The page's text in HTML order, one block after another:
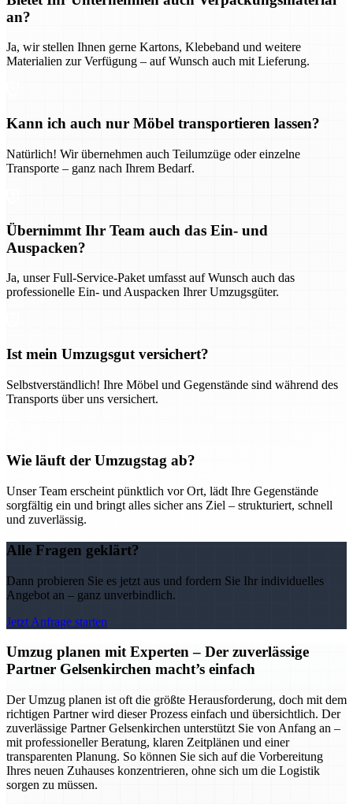
an?
Ja, wir stellen Ihnen gerne Kartons, Klebeband und weitere
Materialien zur Verfügung – auf Wunsch auch mit Lieferung.
Kann ich auch nur Möbel transportieren lassen?
Natürlich! Wir übernehmen auch Teilumzüge oder einzelne
Transporte – ganz nach Ihrem Bedarf.
Übernimmt Ihr Team auch das Ein- und
Auspacken?
Ja, unser Full-Service-Paket umfasst auf Wunsch auch das
professionelle Ein- und Auspacken Ihrer Umzugsgüter.
Ist mein Umzugsgut versichert?
Selbstverständlich! Ihre Möbel und Gegenstände sind während des
Transports über uns versichert.
Wie läuft der Umzugstag ab?
Unser Team erscheint pünktlich vor Ort, lädt Ihre Gegenstände
sorgfältig ein und bringt alles sicher ans Ziel – strukturiert, schnell
und zuverlässig.
Alle Fragen geklärt?
Dann probieren Sie es jetzt aus und fordern Sie Ihr individuelles
Angebot an – ganz unverbindlich.
Jetzt Anfrage starten
Umzug planen mit Experten – Der zuverlässige
Partner Gelsenkirchen macht’s einfach
Der Umzug planen ist oft die größte Herausforderung, doch mit dem
richtigen Partner wird dieser Prozess einfach und übersichtlich. Der
zuverlässige Partner Gelsenkirchen unterstützt Sie von Anfang an –
mit professioneller Beratung, klaren Zeitplänen und einer
transparenten Planung. So können Sie sich auf die Vorbereitung
Ihres neuen Zuhauses konzentrieren, ohne sich um die Logistik
sorgen zu müssen.